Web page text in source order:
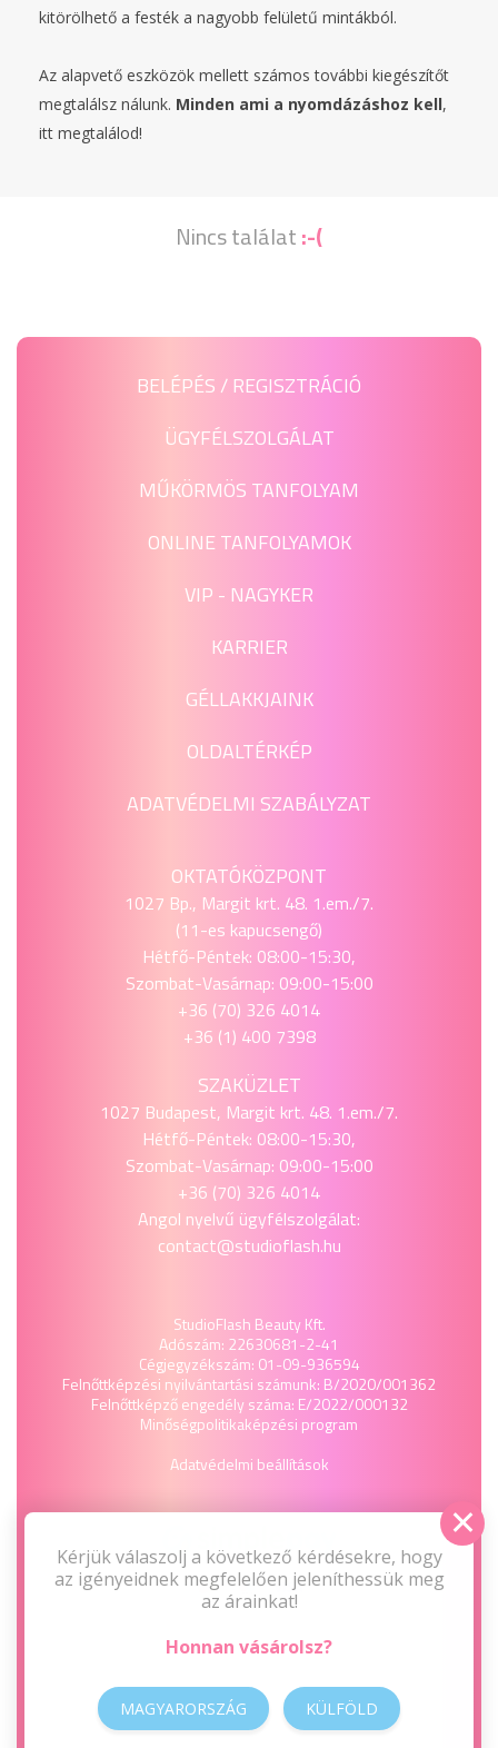
kitörölhető a festék a nagyobb felületű mintákból.
Az alapvető eszközök mellett számos további kiegészítőt
megtalálsz nálunk. Minden ami a nyomdázáshoz kell,
itt megtalálod!
Nincs találat:-(
BELÉPÉS / REGISZTRÁCIÓ
ÜGYFÉLSZOLGÁLAT
MŰKÖRMÖS TANFOLYAM
ONLINE TANFOLYAMOK
VIP - NAGYKER
KARRIER
GÉLLAKKJAINK
OLDALTÉRKÉP
ADATVÉDELMI SZABÁLYZAT
OKTATÓKÖZPONT
1027 Bp., Margit krt. 48. 1.em./7.
(11-es kapucsengő)
Hétfő-Péntek: 08:00-15:30,
Szombat-Vasárnap: 09:00-15:00
+36 (70) 326 4014
+36 (1) 400 7398
SZAKÜZLET
1027 Budapest, Margit krt. 48. 1.em./7.
Hétfő-Péntek: 08:00-15:30,
Szombat-Vasárnap: 09:00-15:00
+36 (70) 326 4014
Angol nyelvű ügyfélszolgálat:
contact@studioflash.hu
StudioFlash Beauty Kft.
Adószám: 22630681-2-41
Cégjegyzékszám: 01-09-936594
Felnőttképzési nyilvántartási számunk: B/2020/001362
Felnőttképző engedély száma: E/2022/000132
Minőségpolitikaképzési program
Adatvédelmi beállítások
2009-2026 © Minden jog fenntartva
Kérjük válaszolj a következő kérdésekre, hogy
az igényeidnek megfelelően jeleníthessük meg
az árainkat!
Honnan vásárolsz?
MAGYARORSZÁG KÜLFÖLD